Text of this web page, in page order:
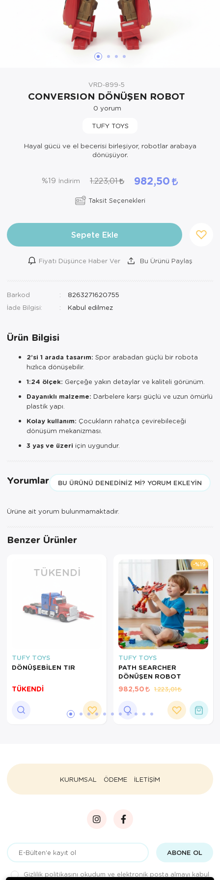
Parti ve Özel Günler
VRD-899-5
CONVERSION DÖNÜŞEN ROBOT
0 yorum
TUFY TOYS
Hayal gücü ve el becerisi birleşiyor, robotlar arabaya
dönüşüyor.
%19 İndirim 1.223,01 982,50
Taksit Seçenekleri
Sepete Ekle
Fiyatı Düşünce Haber Ver Bu Ürünü Paylaş
Barkod
8263271620755
İade Bilgisi:
Ürün Bilgisi
2’si 1 arada tasarım: Spor arabadan güçlü bir robota
hızlıca dönüşebilir.
1:24 ölçek: Gerçeğe yakın detaylar ve kaliteli görünüm.
Dayanıklı malzeme: Darbelere karşı güçlü ve uzun ömürlü
plastik yapı.
Kolay kullanım: Çocukların rahatça çevirebileceği
dönüşüm mekanizması.
3 yaş ve üzeri için uygundur.
Yorumlar BU ÜRÜNÜ DENEDINIZ MI? YORUM EKLEYIN
Ürüne ait yorum bulunmamaktadır.
Benzer Ürünler
TÜKENDI
TUFY TOYS
DÖNÜŞEBİLEN TIR
TÜKENDİ
TUFY TOYS
PATH SEARCHER
DÖNÜŞEN ROBOT
982,50 1.223,01
%19
KURUMSAL ÖDEME İLETİŞİM
ABONE OL
Gizlilik politikasını okudum ve elektronik posta almayı kabul